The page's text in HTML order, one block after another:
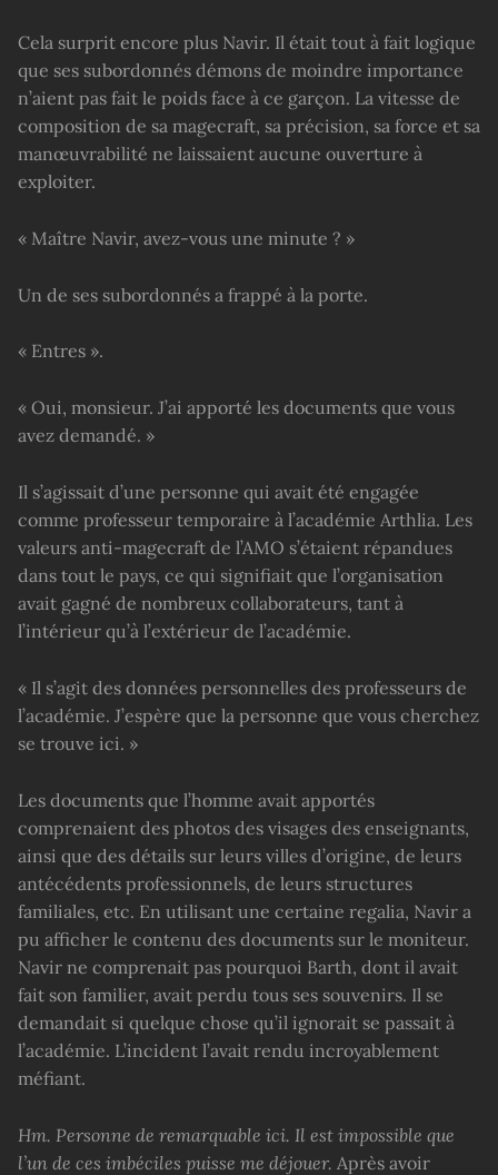
Cela surprit encore plus Navir. Il était tout à fait logique
que ses subordonnés démons de moindre importance
n’aient pas fait le poids face à ce garçon. La vitesse de
composition de sa magecraft, sa précision, sa force et sa
manœuvrabilité ne laissaient aucune ouverture à
exploiter.
« Maître Navir, avez-vous une minute ? »
Un de ses subordonnés a frappé à la porte.
« Entres ».
« Oui, monsieur. J’ai apporté les documents que vous
avez demandé. »
Il s’agissait d’une personne qui avait été engagée
comme professeur temporaire à l’académie Arthlia. Les
valeurs anti-magecraft de l’AMO s’étaient répandues
dans tout le pays, ce qui signifiait que l’organisation
avait gagné de nombreux collaborateurs, tant à
l’intérieur qu’à l’extérieur de l’académie.
« Il s’agit des données personnelles des professeurs de
l’académie. J’espère que la personne que vous cherchez
se trouve ici. »
Les documents que l’homme avait apportés
comprenaient des photos des visages des enseignants,
ainsi que des détails sur leurs villes d’origine, de leurs
antécédents professionnels, de leurs structures
familiales, etc. En utilisant une certaine regalia, Navir a
pu afficher le contenu des documents sur le moniteur.
Navir ne comprenait pas pourquoi Barth, dont il avait
fait son familier, avait perdu tous ses souvenirs. Il se
demandait si quelque chose qu’il ignorait se passait à
l’académie. L’incident l’avait rendu incroyablement
méfiant.
Hm. Personne de remarquable ici. Il est impossible que
l’un de ces imbéciles puisse me déjouer. Après avoir